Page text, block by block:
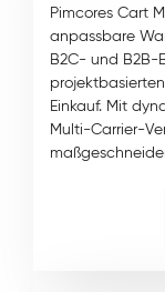
Pimcores Cart
anpassbare
B2C- und B2B-
Einkauf. Mit
Multi-Carrier-